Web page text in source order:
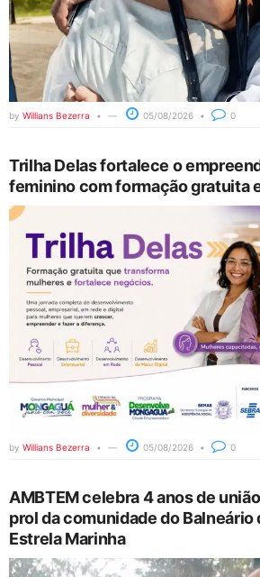
by Willians Bezerra 05/08/2026 0
Trilha Delas fortalece o
feminino com formação gratuita
by Willians Bezerra 05/08/2026 0
AMBTEM celebra 4 anos de
prol da comunidade do Balneário
Estrela Marinha